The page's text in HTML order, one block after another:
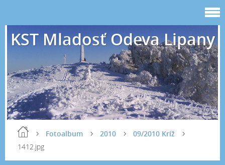
KST Mladosť Odeva Lipany
Fotoalbum 2010
09/2010 Kríž
1412.jpg